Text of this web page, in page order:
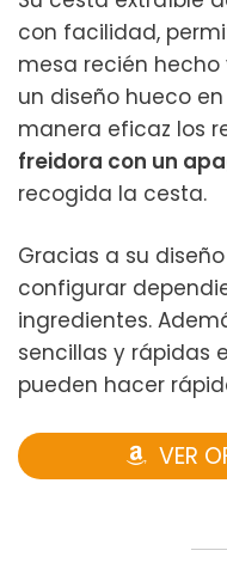
con facilidad,
mesa recién hecho
un diseño hueco
manera eficaz los
freidora con un
recogida la cesta.
Gracias a su
configurar
ingredientes.
sencillas y rápidas
pueden hacer
VER